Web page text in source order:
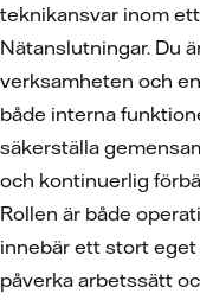
teknikansvar inom
Nätanslutningar. Du
verksamheten och
både interna
säkerställa
och kontinuerlig
Rollen är både
innebär ett stort
påverka arbetssätt